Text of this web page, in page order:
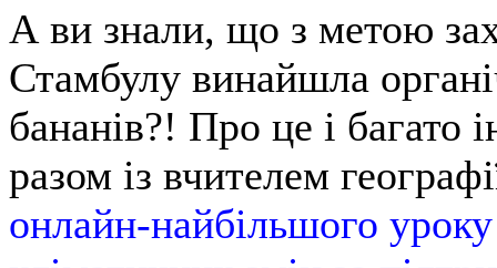
А ви знали, що з метою
Стамбулу винайшла
бананів?! Про це і багато
разом із вчителем
онлайн-найбільшого уроку